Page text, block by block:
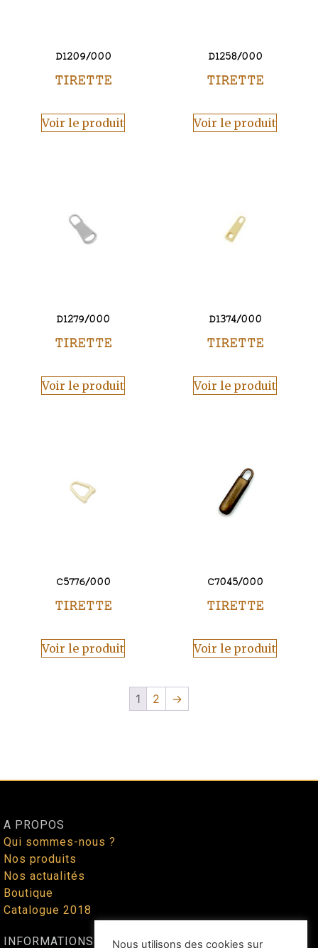
D1209/000
TIRETTE
Voir le produit
D1258/000
TIRETTE
Voir le produit
D1279/000
TIRETTE
Voir le produit
D1374/000
TIRETTE
Voir le produit
C5776/000
TIRETTE
Voir le produit
C7045/000
TIRETTE
Voir le produit
1 2 →
A PROPOS
Qui sommes-nous ?
Nos produits
Nos actualités
Boutique
Catalogue 2018
INFORMATIONS Nous utilisons des cookies sur